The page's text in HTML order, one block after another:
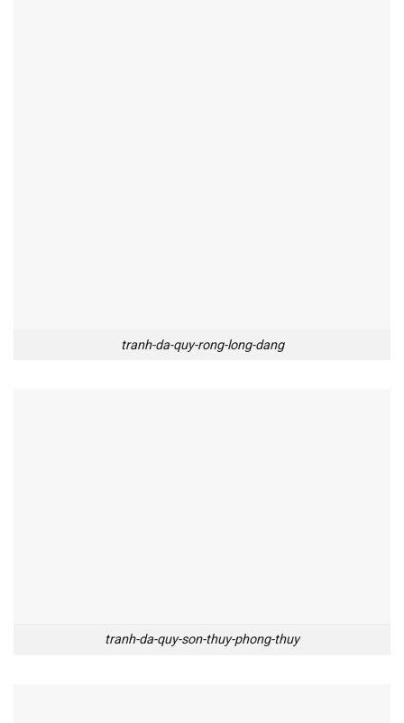
tranh-da-quy-rong-long-dang
tranh-da-quy-son-thuy-phong-thuy